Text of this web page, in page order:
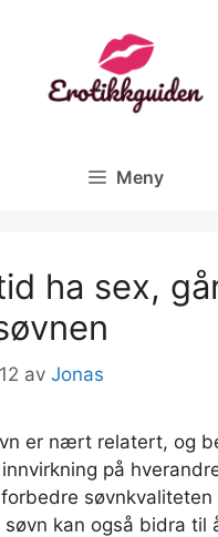
Meny
ha sex,
av Jonas
er nært relatert, og
på
søvnkvaliteten
søvn kan også bidra til